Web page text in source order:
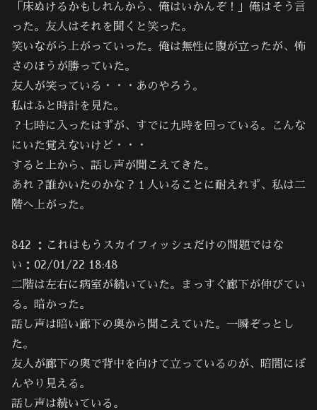
「床ぬけるかもしれんから、俺はいかんぞ！」俺はそう言
った。友人はそれを聞くと笑った。
笑いながら上がっていった。俺は無性に腹が立ったが、怖
さのほうが勝っていた。
友人が笑っている・・・あのやろう。
私はふと時計を見た。
？七時に入ったはずが、すでに九時を回っている。こんな
にいた覚えないけど・・・
すると上から、話し声が聞こえてきた。
あれ？誰かいたのかな？１人いることに耐えれず、私は二
階へ上がった。
842 ：これはもうスカイフィッシュだけの問題ではな
い：02/01/22 18:48
二階は左右に病室が続いていた。まっすぐ廊下が伸びてい
る。暗かった。
話し声は暗い廊下の奥から聞こえていた。一瞬ぞっとし
た。
友人が廊下の奥で背中を向けて立っているのが、暗闇にぼ
んやり見える。
話し声は続いている。